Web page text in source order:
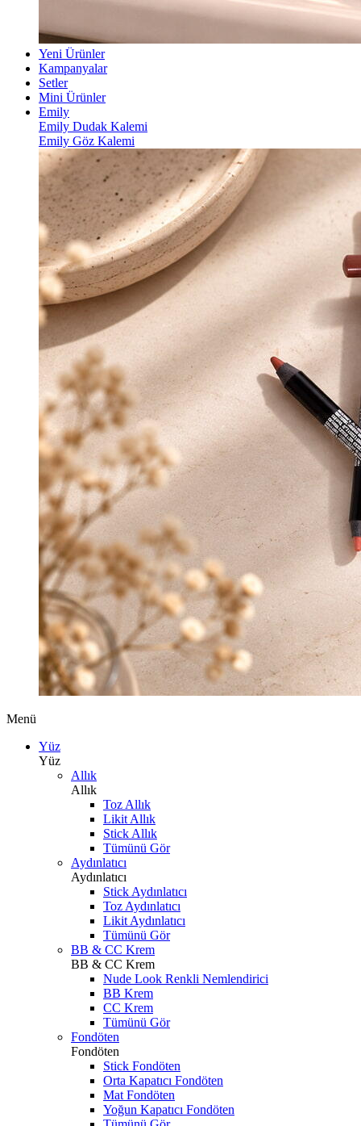
Yeni Ürünler
Kampanyalar
Setler
Mini Ürünler
Emily
Emily Dudak Kalemi
Emily Göz Kalemi
Menü
Yüz
Yüz
Allık
Allık
Toz Allık
Likit Allık
Stick Allık
Tümünü Gör
Aydınlatıcı
Aydınlatıcı
Stick Aydınlatıcı
Toz Aydınlatıcı
Likit Aydınlatıcı
Tümünü Gör
BB & CC Krem
BB & CC Krem
Nude Look Renkli Nemlendirici
BB Krem
CC Krem
Tümünü Gör
Fondöten
Fondöten
Stick Fondöten
Orta Kapatıcı Fondöten
Mat Fondöten
Yoğun Kapatıcı Fondöten